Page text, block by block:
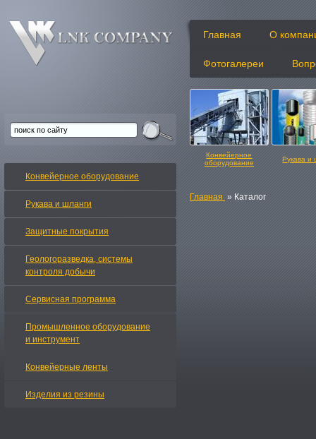
Главная О
Фотогалереи
Конвейерное
оборудование
Рукава и
Главная » Каталог
Конвейерное оборудование
Рукава и шланги
Защитные покрытия
Геологоразведка, системы
контроля добычи
Сервисная программа
Промышленное оборудование
и инструмент
Конвейерные ленты
Изделия из резины